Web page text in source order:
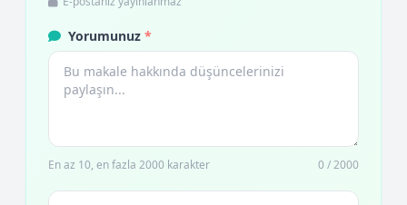
Yorumunuz *
En az 10, en fazla 2000 karakter 0 / 2000